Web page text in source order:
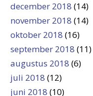
december 2018 (14)
november 2018 (14)
oktober 2018 (16)
september 2018 (11)
augustus 2018 (6)
juli 2018 (12)
juni 2018 (10)